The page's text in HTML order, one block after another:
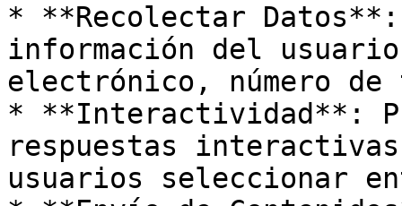
* **Recolectar
información del
electrónico, número
* **Interactividad**:
respuestas
usuarios seleccionar